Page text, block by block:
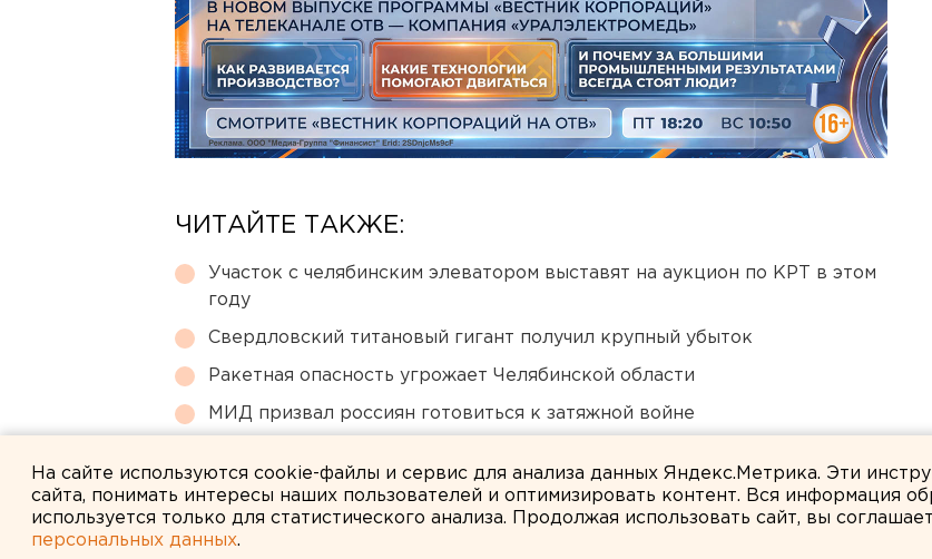
ЧИТАЙТЕ ТАКЖЕ:
Участок с челябинским элеватором выставят на аукцион по КРТ в этом
году
Свердловский титановый гигант получил крупный убыток
Ракетная опасность угрожает Челябинской области
МИД призвал россиян готовиться к затяжной войне
На сайте используются cookie-файлы и сервис для анализа данных Яндекс.Метрика. Эти
сайта, понимать интересы наших пользователей и оптимизировать контент. Вся информация
используется только для статистического анализа. Продолжая использовать сайт, вы
персональных данных.